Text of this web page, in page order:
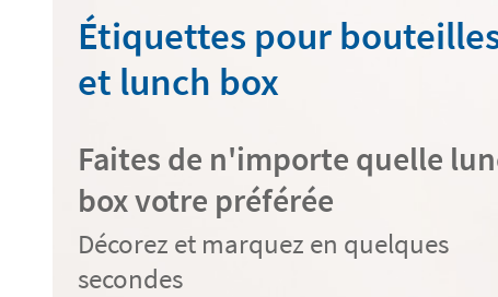
Étiquettes pour
et lunch box
Faites de n'importe quelle
box votre préférée
Décorez et marquez en quelques
secondes